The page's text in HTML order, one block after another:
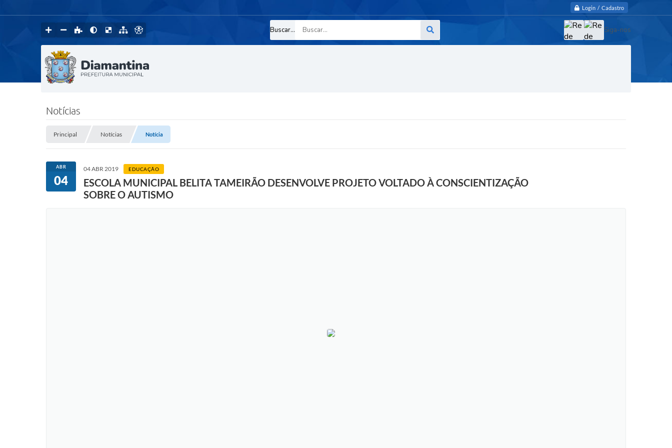
Login / Cadastro
Buscar... Siga-nos
Notícias
Principal Notícias Notícia
ABR
04
04 ABR 2019 EDUCAÇÃO
ESCOLA MUNICIPAL BELITA TAMEIRÃO DESENVOLVE PROJETO VOLTADO À CONSCIENTIZAÇÃO
SOBRE O AUTISMO